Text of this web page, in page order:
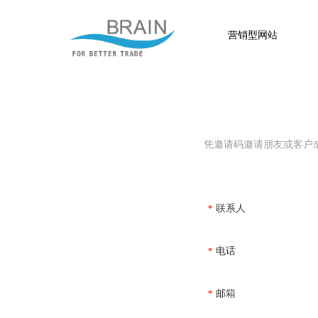
营销型网站
凭邀请码邀请朋友或客户
* 联系人
* 电话
* 邮箱